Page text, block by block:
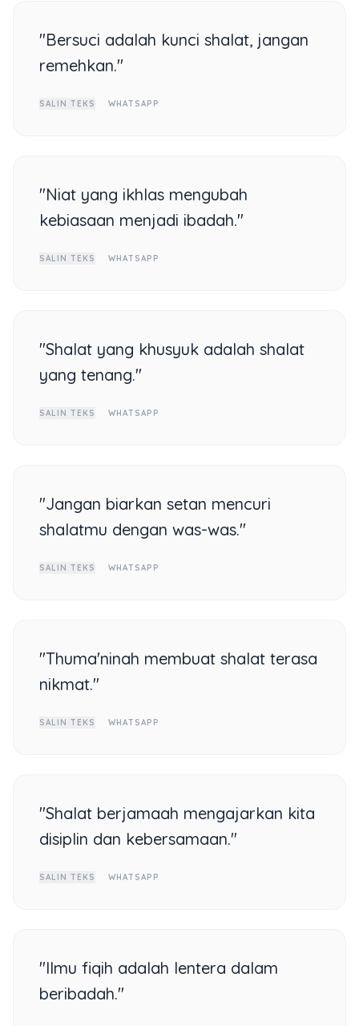
"Bersuci adalah kunci shalat, jangan
remehkan."
SALIN TEKS WHATSAPP
"Niat yang ikhlas mengubah
kebiasaan menjadi ibadah."
SALIN TEKS WHATSAPP
"Shalat yang khusyuk adalah shalat
yang tenang."
SALIN TEKS WHATSAPP
"Jangan biarkan setan mencuri
shalatmu dengan was-was."
SALIN TEKS WHATSAPP
"Thuma'ninah membuat shalat terasa
nikmat."
SALIN TEKS WHATSAPP
"Shalat berjamaah mengajarkan kita
disiplin dan kebersamaan."
SALIN TEKS WHATSAPP
"Ilmu fiqih adalah lentera dalam
beribadah."